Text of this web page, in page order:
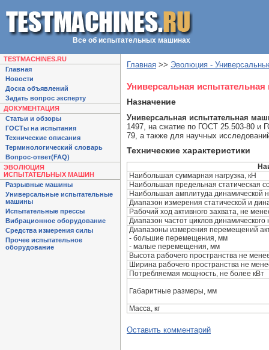
Все об испытательных машинах
TESTMACHINES.RU
Главная
Новости
Доска объявлений
Задать вопрос эксперту
ДОКУМЕНТАЦИЯ
Статьи и обзоры
ГОСТы на испытания
Технические описания
Терминологический словарь
Вопрос-ответ(FAQ)
ЭВОЛЮЦИЯ
ИСПЫТАТЕЛЬНЫХ МАШИН
Разрывные машины
Универсальные испытательные
машины
Испытательные прессы
Вибрационное оборудование
Средства измерения силы
Прочее испытательное
оборудование
Главная >> Эволюция -
Универсальная
Назначение
Универсальная испытательная
1497, на сжатие по ГОСТ 25.503-80 и
79, а также для научных
Технические характеристики
Наибольшая суммарная нагрузка, кН
Наибольшая предельная статическая
Наибольшая амплитуда динамической
Диапазон измерения статической и
Рабочий ход активного захвата, не
Диапазон частот циклов
Диапазоны измерения перемещений
- большие перемещения, мм
- малые перемещения, мм
Высота рабочего пространства не
Ширина рабочего пространства не
Потребляемая мощность, не более кВт
Габаритные размеры, мм
Масса, кг
Оставить комментарий